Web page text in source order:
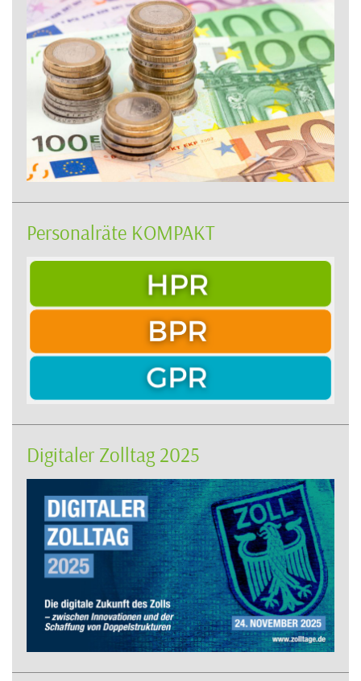
Personalräte KOMPAKT
Digitaler Zolltag 2025